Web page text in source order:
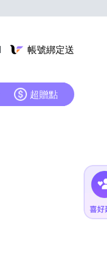
帳號綁定送
超贈點